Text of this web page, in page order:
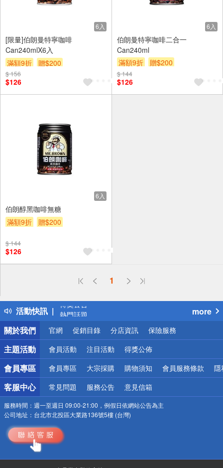
6入
[限量]伯朗曼特寧咖啡
Can240mlX6入
滿額9折
贈$200
$ 156
$126
6入
伯朗曼特寧咖啡二合一
Can240ml
滿額9折
贈$200
$ 144
$126
6入
伯朗醇黑咖啡無糖
滿額9折
贈$200
$ 144
$126
1
活動快訊
偏遠地區配送
得獎公告
熱門話題
銀行優惠
偏遠地區配送
詐騙網頁！請小心！
more
關於我們
官網 促銷目錄 分店資訊 保險服務
主題活動 會員活動 注目活動 得獎公佈
會員專區 會員專區 大宗採購 購物須知 會員服務條款 隱
客服中心 常見問題 服務公告 意見信箱
服務時間： 週一至週日 09:00-21:00，例假日依網站公告為主
公司地址： 台北市北投區大業路136號5樓 (台灣)